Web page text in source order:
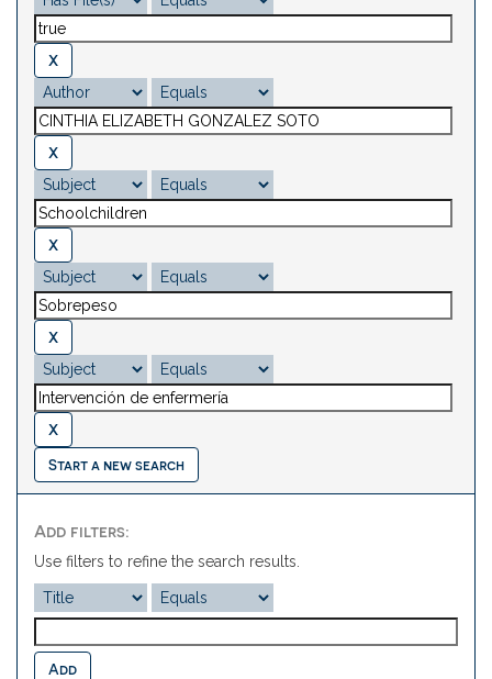
Start a new search
Add filters:
Use filters to refine the search results.